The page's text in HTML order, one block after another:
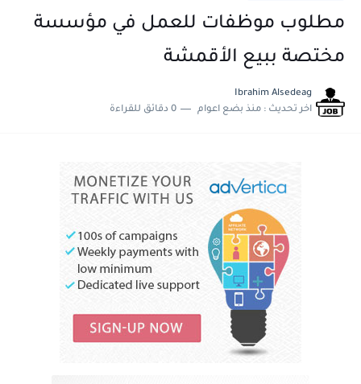
مطلوب موظفات للعمل في مؤسسة
مختصة ببيع الأقمشة
Ibrahim Alsedeag
اخر تحديث : منذ بضع اعوام 0 دقائق للقراءة